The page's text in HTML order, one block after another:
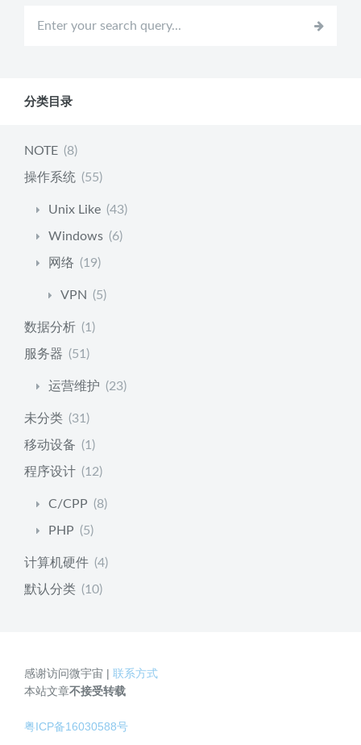
分类目录
NOTE (8)
操作系统 (55)
Unix Like (43)
Windows (6)
网络 (19)
VPN (5)
数据分析 (1)
服务器 (51)
运营维护 (23)
未分类 (31)
移动设备 (1)
程序设计 (12)
C/CPP (8)
PHP (5)
计算机硬件 (4)
默认分类 (10)
感谢访问微宇宙 | 联系方式
本站文章不接受转载
粤ICP备16030588号